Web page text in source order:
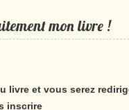
mon livre !
livre et vous serez
inscrire